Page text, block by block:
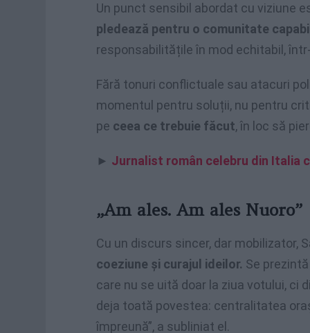
Un punct sensibil abordat cu viziune
pledează pentru o comunitate
responsabilitățile în mod echitabil,
Fără tonuri conflictuale sau atacuri
momentul pentru soluții, nu pentru
pe ceea ce trebuie făcut, în loc să
► Jurnalist român celebru din Italia
„Am ales. Am ales Nuoro”
Cu un discurs sincer, dar mobilizator,
coeziune și curajul ideilor. Se
care nu se uită doar la ziua votului, ci
deja toată povestea: centralitatea
împreună”, a subliniat el.